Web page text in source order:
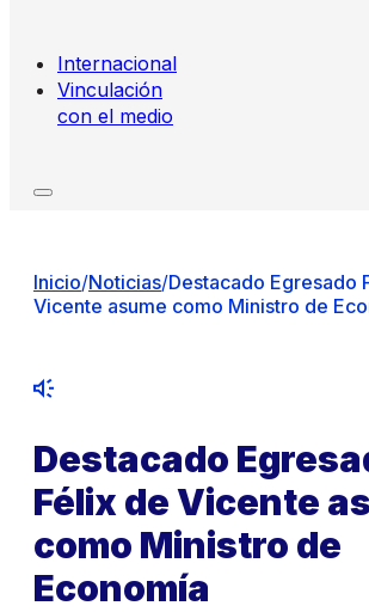
Internacional
Vinculación
con el medio
Inicio/Noticias/Destacado Egresado
Vicente asume como Ministro de
Destacado
Félix de Vicente
como Ministro de
Economía